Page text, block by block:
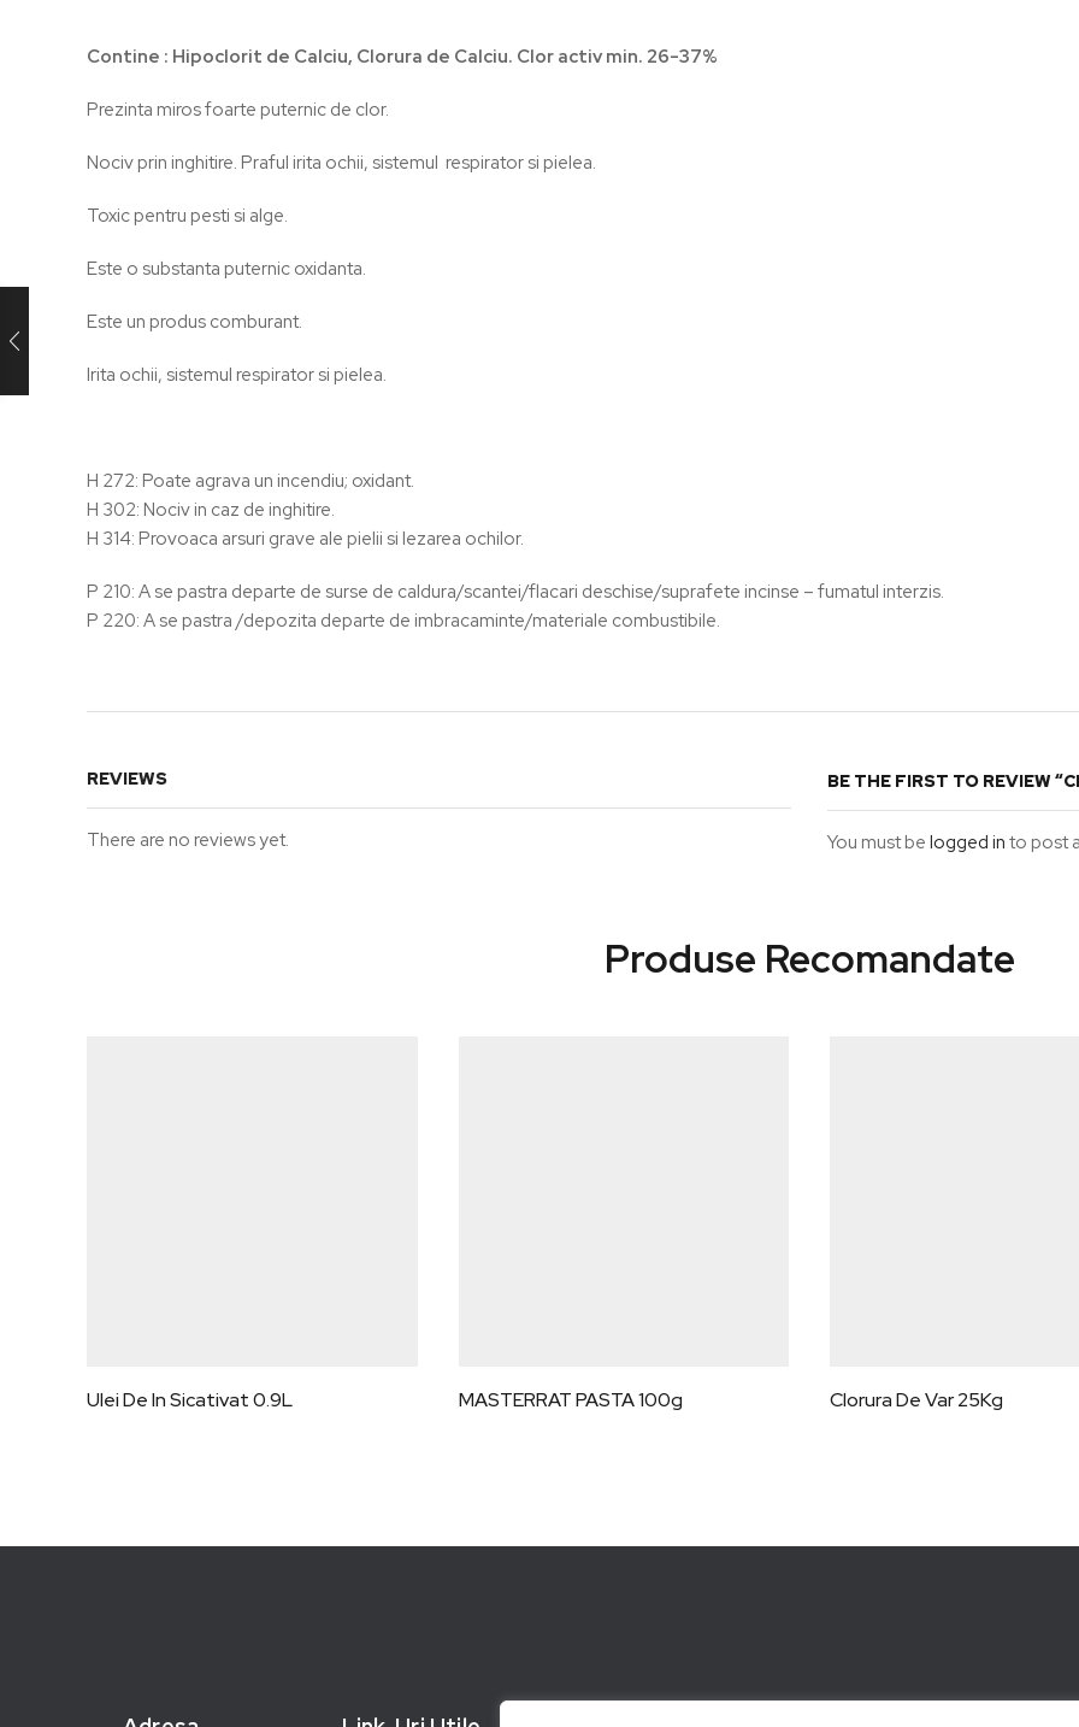
Contine : Hipoclorit de Calciu, Clorura de Calciu. Clor activ min. 26-37%
Prezinta miros foarte puternic de clor.
Nociv prin inghitire. Praful irita ochii, sistemul respirator si pielea.
Toxic pentru pesti si alge.
Este o substanta puternic oxidanta.
Este un produs comburant.
Irita ochii, sistemul respirator si pielea.
H 272: Poate agrava un incendiu; oxidant.
H 302: Nociv in caz de inghitire.
H 314: Provoaca arsuri grave ale pielii si lezarea ochilor.
P 210: A se pastra departe de surse de caldura/scantei/flacari deschise/suprafete incinse – fumatul interzis.
P 220: A se pastra /depozita departe de imbracaminte/materiale combustibile.
REVIEWS
There are no reviews yet.
BE THE FIRST TO REVIEW
You must be logged in to post
Produse Recomandate
Ulei De In Sicativat 0.9L MASTERRAT PASTA 100g Clorura De Var 25Kg